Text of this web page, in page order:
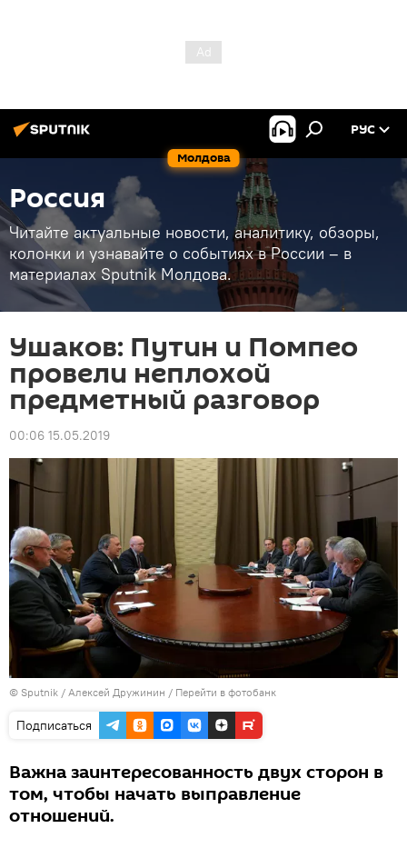
Молдова
РУС
Россия
Читайте актуальные новости, аналитику, обзоры,
колонки и узнавайте о событиях в России – в
материалах Sputnik Молдова.
Ушаков: Путин и Помпео
провели неплохой
предметный разговор
00:06 15.05.2019
© Sputnik / Алексей Дружинин / Перейти в фотобанк
Подписаться
Важна заинтересованность двух сторон в
том, чтобы начать выправление
отношений.